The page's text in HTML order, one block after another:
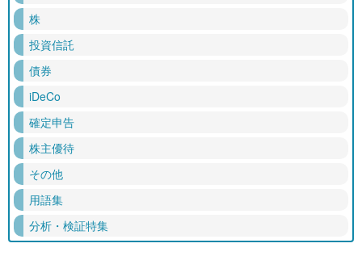
株
投資信託
債券
iDeCo
確定申告
株主優待
その他
用語集
分析・検証特集